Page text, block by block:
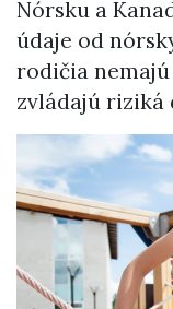
Nórsku a
údaje od
rodičia
zvládajú riziká